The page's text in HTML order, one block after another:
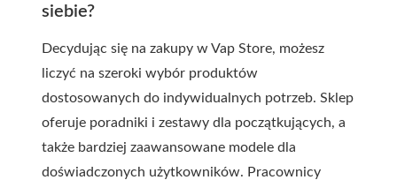
siebie?
Decydując się na zakupy w Vap Store, możesz
liczyć na szeroki wybór produktów
dostosowanych do indywidualnych potrzeb. Sklep
oferuje poradniki i zestawy dla początkujących, a
także bardziej zaawansowane modele dla
doświadczonych użytkowników. Pracownicy